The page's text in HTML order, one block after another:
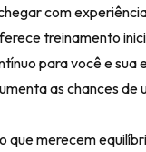
com
treinamento
para você e sua
as chances de
que merecem